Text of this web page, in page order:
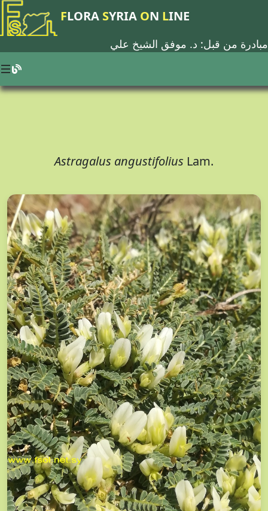
FLORA SYRIA ON LINE
مبادرة من قبل: د. موفق الشيخ علي
Astragalus angustifolius Lam.